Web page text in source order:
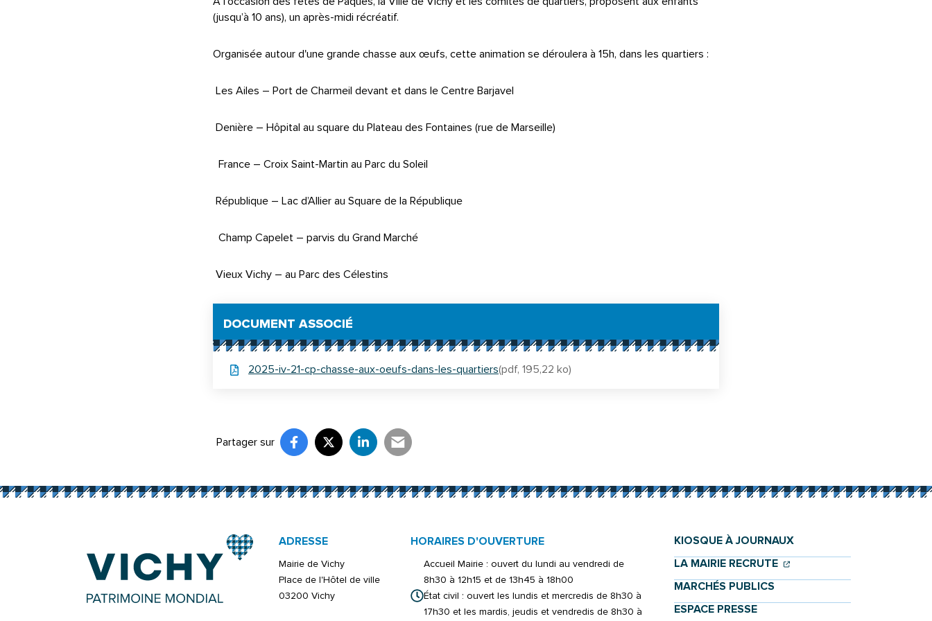
(jusqu’à 10 ans), un après-midi récréatif.
Organisée autour d'une grande chasse aux œufs, cette animation se déroulera à 15h, dans les quartiers :
 Les Ailes – Port de Charmeil devant et dans le Centre Barjavel
 Denière – Hôpital au square du Plateau des Fontaines (rue de Marseille)
 France – Croix Saint-Martin au Parc du Soleil
 République – Lac d’Allier au Square de la République
 Champ Capelet – parvis du Grand Marché
 Vieux Vichy – au Parc des Célestins
DOCUMENT ASSOCIÉ
2025-iv-21-cp-chasse-aux-oeufs-dans-les-quartiers(pdf, 195,22 ko)
Partager sur Partager sur Facebook
(ouverture dans un nouvel onglet)
Partager sur X (Twitter)
(ouverture dans un nouvel onglet)
Partager sur LinkedIn
(ouverture dans un nouvel onglet)
Partager par e-mail
(ouverture dans un nouvel onglet)
ADRESSE
Mairie de Vichy
Place de l'Hôtel de ville
03200 Vichy
HORAIRES D'OUVERTURE
Accueil Mairie : ouvert du lundi au vendredi de
8h30 à 12h15 et de 13h45 à 18h00
État civil : ouvert les lundis et mercredis de 8h30 à
17h30 et les mardis, jeudis et vendredis de 8h30 à
KIOSQUE À JOURNAUX
LA MAIRIE RECRUTE (OUVERTURE DANS UN
(OUVERTURE DANS UN
MARCHÉS PUBLICS
ESPACE PRESSE